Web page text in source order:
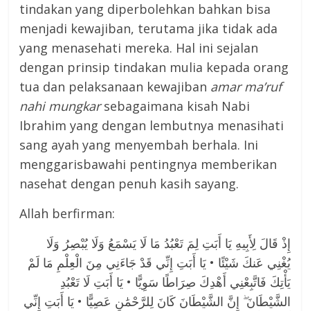
tindakan yang diperbolehkan bahkan bisa
menjadi kewajiban, terutama jika tidak ada
yang menasehati mereka. Hal ini sejalan
dengan prinsip tindakan mulia kepada orang
tua dan pelaksanaan kewajiban amar ma’ruf
nahi mungkarsebagaimana kisah Nabi
Ibrahim yang dengan lembutnya menasihati
sang ayah yang menyembah berhala. Ini
menggarisbawahi pentingnya memberikan
nasehat dengan penuh kasih sayang.
Allah berfirman:
إِذْ قَالَ لِأَبِيهِ يَا أَبَتِ لِمَ تَعْبُدُ مَا لَا يَسْمَعُ وَلَا يُبْصِرُ وَلَا
يُغْنِي عَنكَ شَيْئًا • يَا أَبَتِ إِنِّي قَدْ جَاءَنِي مِنَ الْعِلْمِ مَا لَمْ
يَأْتِكَ فَاتَّبِعْنِي أَهْدِكَ صِرَاطًا سَوِيًّا • يَا أَبَتِ لَا تَعْبُدِ
الشَّيْطَانَ ۖ إِنَّ الشَّيْطَانَ كَانَ لِلرَّحْمَٰنِ عَصِيًّا • يَا أَبَتِ إِنِّي